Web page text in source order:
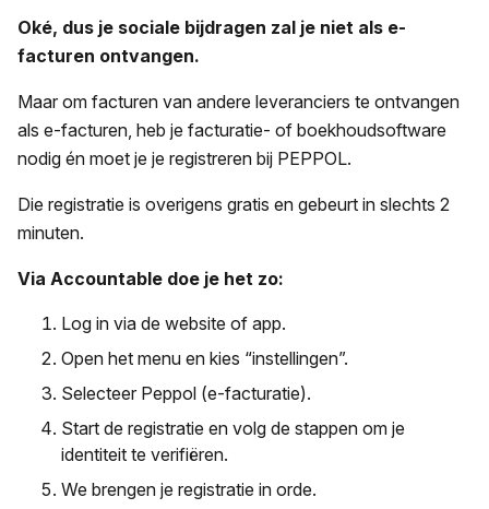
Oké, dus je sociale bijdragen zal je niet als e-
facturen ontvangen.
Maar om facturen van andere leveranciers te ontvangen
als e-facturen, heb je facturatie- of boekhoudsoftware
nodig én moet je je registreren bij PEPPOL.
Die registratie is overigens gratis en gebeurt in slechts 2
minuten.
Via Accountable doe je het zo:
Log in via de website of app.
Open het menu en kies “instellingen”.
Selecteer Peppol (e-facturatie).
Start de registratie en volg de stappen om je
identiteit te verifiëren.
We brengen je registratie in orde.